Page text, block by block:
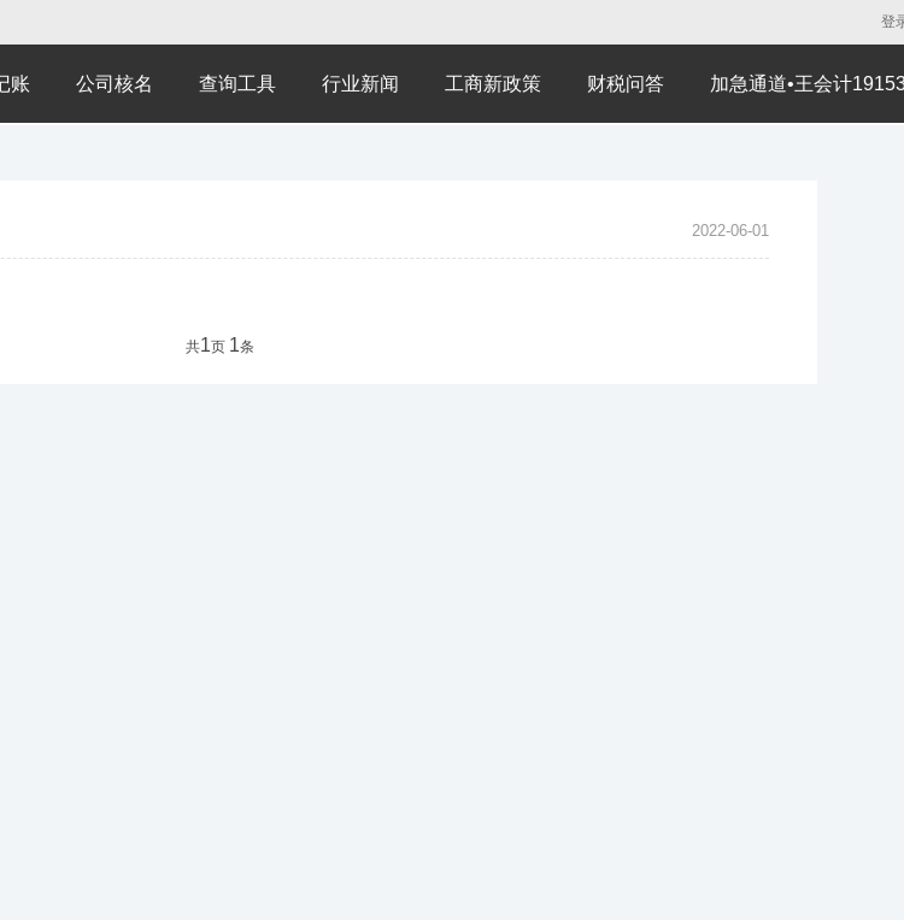
登
账 公司核名 查询工具 行业新闻 工商新政策 财税问答 加急通道•王会计
2022-06-01
共1页 1条